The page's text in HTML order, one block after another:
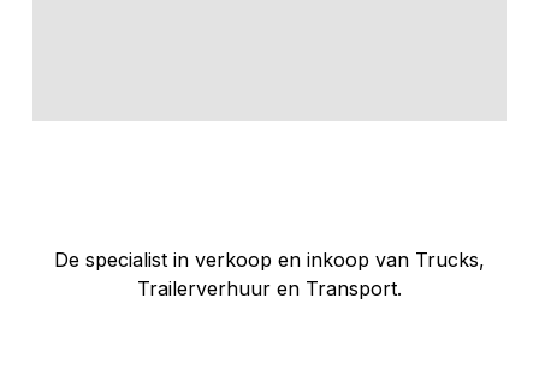
De specialist in verkoop en inkoop van Trucks,
Trailerverhuur en Transport.